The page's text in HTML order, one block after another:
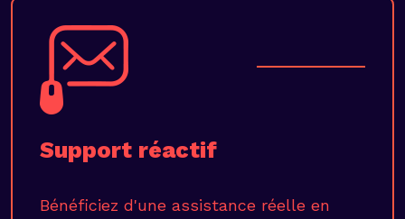
Support réactif
Bénéficiez d'une assistance réelle en